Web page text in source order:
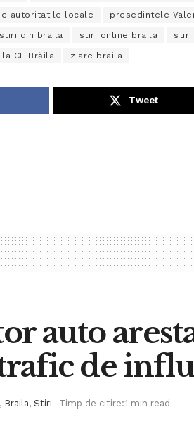
autoritatile locale presedintele
stiri din braila stiri online braila stiri
CF Brăila ziare braila
Tweet
auto
de
, Braila, Stiri Timp de citire:1 min read